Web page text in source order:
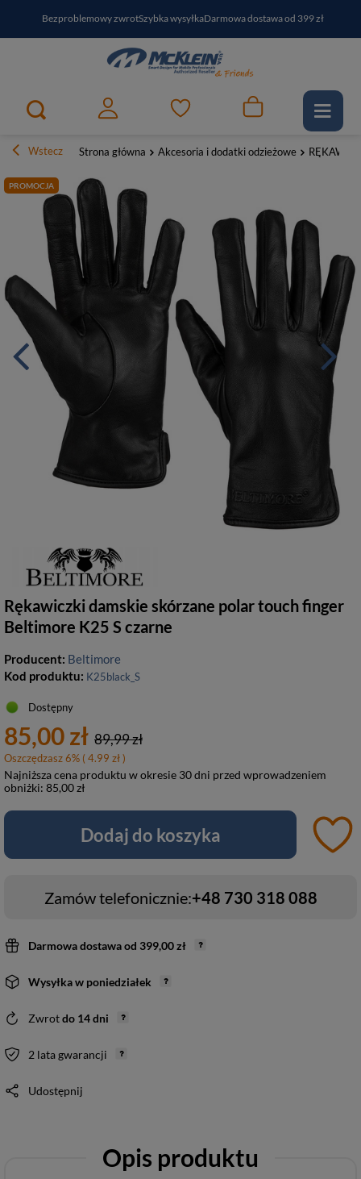
Bezproblemowy zwrotSzybka wysyłkaDarmowa dostawa od 399 zł
PayPo - kup i zapłać za30 dniZapisz się do newslettera i odbierz RABAT
Wstecz Strona główna Akcesoria i dodatki odzieżowe
PROMOCJA
Rękawiczki damskie skórzane polar touch finger
Beltimore K25 S czarne
Producent: Beltimore
Kod produktu: K25black_S
Dostępny
85,00 zł 89,99 zł
Oszczędzasz6% ( 4.99 zł )
Najniższa cena produktu w okresie 30 dni przed wprowadzeniem
obniżki: 85,00 zł
Dodaj do koszyka
Zamów telefonicznie:+48 730 318 088
Darmowa dostawaod 399,00 zł
Wysyłkaw poniedziałek
Zwrotdo 14dni
2 lata gwarancji
Udostępnij
Opis produktu